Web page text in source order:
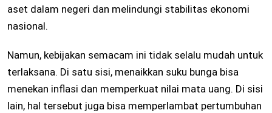
aset dalam negeri dan melindungi stabilitas ekonomi
nasional.
Namun, kebijakan semacam ini tidak selalu mudah untuk
terlaksana. Di satu sisi, menaikkan suku bunga bisa
menekan inflasi dan memperkuat nilai mata uang. Di sisi
lain, hal tersebut juga bisa memperlambat pertumbuhan